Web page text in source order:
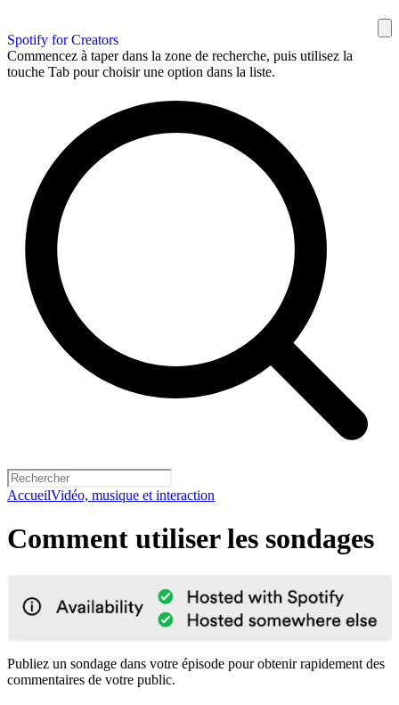
Spotify for Creators
Commencez à taper dans la zone de recherche, puis utilisez la
touche Tab pour choisir une option dans la liste.
AccueilVidéo, musique et interaction
Comment utiliser les sondages
Publiez un sondage dans votre épisode pour obtenir rapidement des
commentaires de votre public.